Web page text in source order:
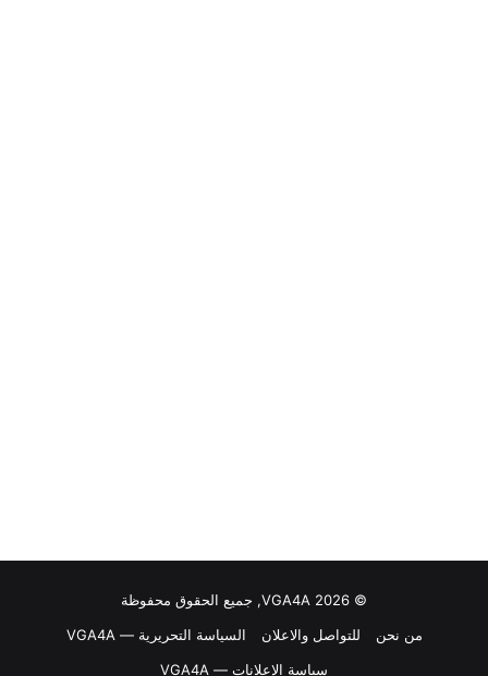
© VGA4A 2026, جميع الحقوق محفوظة
من نحن
للتواصل والاعلان
السياسة التحريرية — VGA4A
سياسة الإعلانات — VGA4A